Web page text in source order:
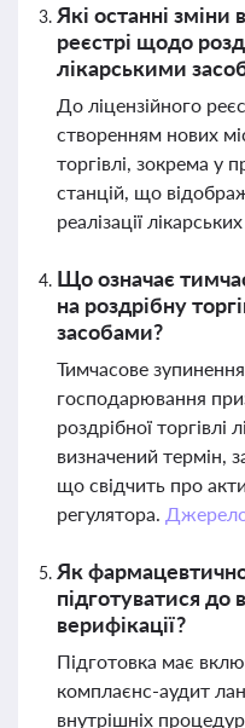
Які останні зміни
реєстрі щодо
лікарськими
До ліцензійного
створенням нових
торгівлі, зокрема у
станцій, що
реалізації
Що означає
на роздрібну
засобами?
Тимчасове зупинення
господарювання
роздрібної торгівлі
визначений термін,
що свідчить про
регулятора.
Як
підготуватися
верифікації?
Підготовка має
комплаєнс-аудит
внутрішніх